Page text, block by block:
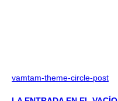
vamtam-theme-circle-post